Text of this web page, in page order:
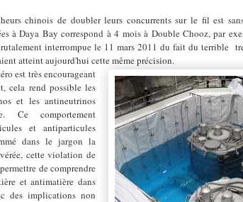
chinois de doubler leurs concurrents sur le fil est
à Daya Bay correspond à 4 mois à Double Chooz, par
interrompue le 11 mars 2011 du fait du terrible
atteint aujourd'hui cette même précision.
est très encourageant
cela rend possible les
et les antineutrinos
Ce comportement
et antiparticules
dans le jargon la
cette violation de
de comprendre
et antimatière dans
des implications non